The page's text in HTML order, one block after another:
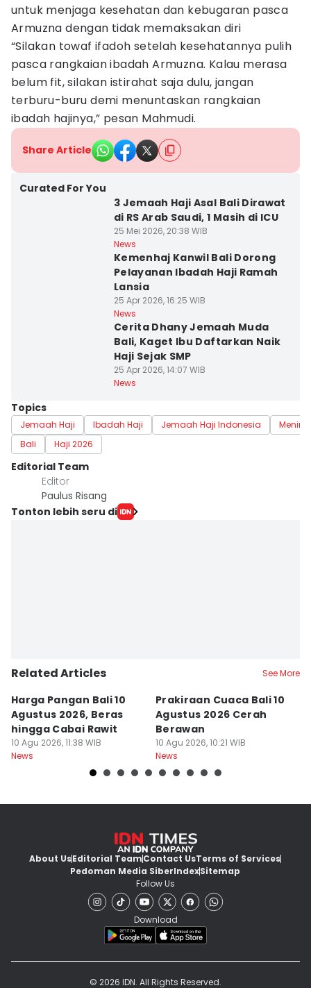
untuk menjaga kesehatan dan kebugaran pasca
Armuzna dengan tidak memaksakan diri
“Silakan towaf ifadoh setelah kesehatannya pulih
pasca rangkaian ibadah Armuzna. Kalau merasa
belum fit, silakan istirahat saja dulu, jangan
terburu-buru demi menuntaskan rangkaian
ibadah hajinya,” pesan Mahmudi.
Share Article
Curated For You
3 Jemaah Haji Asal Bali Dirawat
di RS Arab Saudi, 1 Masih di ICU
25 Mei 2026, 20:38 WIB
News
Kemenhaj Kanwil Bali Dorong
Pelayanan Ibadah Haji Ramah
Lansia
25 Apr 2026, 16:25 WIB
News
Cerita Dhany Jemaah Muda
Bali, Kaget Ibu Daftarkan Naik
Haji Sejak SMP
25 Apr 2026, 14:07 WIB
News
Topics
Jemaah Haji Ibadah Haji Jemaah Haji Indonesia
Bali
Haji 2026
Editorial Team
Editor
Paulus Risang
Tonton lebih seru di
Related Articles See More
Harga Pangan Bali 10
Agustus 2026, Beras
hingga Cabai Rawit
10 Agu 2026, 11:38 WIB
News
Prakiraan Cuaca Bali 10
Agustus 2026 Cerah
Berawan
10 Agu 2026, 10:21 WIB
News
About UsEditorial TeamContact UsTerms of Services
Pedoman Media SiberIndexSitemap
Follow Us
Download
© 2026 IDN. All Rights Reserved.